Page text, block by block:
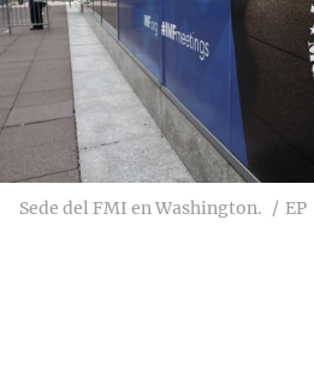
Sede del FMI en Washington. EP